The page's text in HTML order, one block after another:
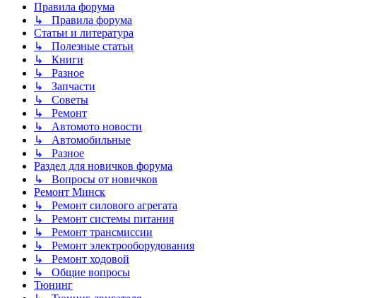
Правила форума
↳ Правила форума
Статьи и литература
↳ Полезные статьи
↳ Книги
↳ Разное
↳ Запчасти
↳ Советы
↳ Ремонт
↳ Автомото новости
↳ Автомобильные
↳ Разное
Раздел для новичков форума
↳ Вопросы от новичков
Ремонт Минск
↳ Ремонт силового агрегата
↳ Ремонт системы питания
↳ Ремонт трансмиссии
↳ Ремонт электрооборудования
↳ Ремонт ходовой
↳ Общие вопросы
Тюнинг